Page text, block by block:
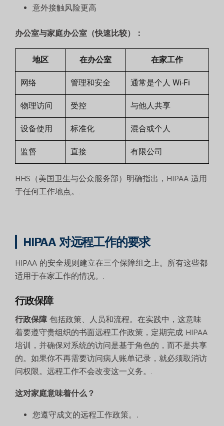
意外接触风险更高
办公室与家庭办公室（快速比较）：
地区 在办公室 在家工作
网络 管理和安全 通常是个人 Wi-Fi
物理访问 受控 与他人共享
设备使用 标准化 混合或个人
监督 直接 有限公司
HHS（美国卫生与公众服务部）明确指出，HIPAA 适用
于任何工作地点。.
HIPAA 对远程工作的要求
HIPAA 的安全规则建立在三个保障组之上。所有这些都
适用于在家工作的情况。.
行政保障
行政保障 包括政策、人员和流程。在实践中，这意味
着要遵守贵组织的书面远程工作政策，定期完成 HIPAA
培训，并确保对系统的访问是基于角色的，而不是共享
的。如果你不再需要访问病人账单记录，就必须取消访
问权限。远程工作不会改变这一义务。.
这对家庭意味着什么？
您遵守成文的远程工作政策。.